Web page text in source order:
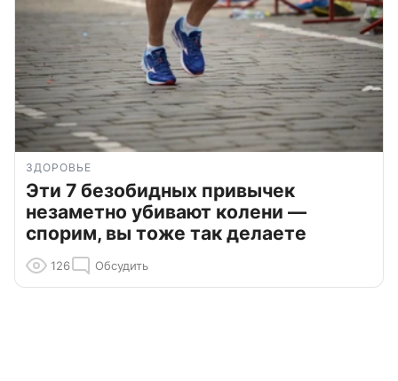
ЗДОРОВЬЕ
Эти 7 безобидных привычек
незаметно убивают колени —
спорим, вы тоже так делаете
126 Обсудить